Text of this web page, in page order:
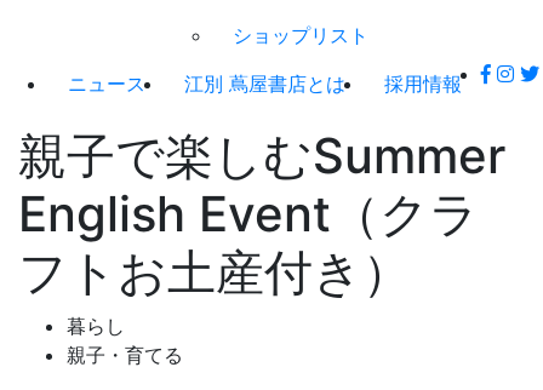
ショップリスト
ニュース 江別 蔦屋書店とは 採用情報
親子で楽しむSummer
English Event（クラ
フトお土産付き）
暮らし
親子・育てる